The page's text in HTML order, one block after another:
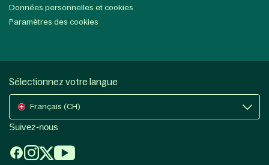
Données personnelles et cookies
Paramètres des cookies
Sélectionnez votre langue
Français (CH)
Suivez-nous